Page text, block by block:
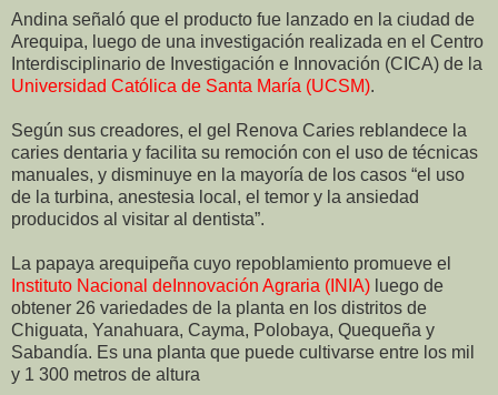
Andina señaló que el producto fue lanzado en la ciudad de
Arequipa, luego de una investigación realizada en el Centro
Interdisciplinario de Investigación e Innovación (CICA) de la
Universidad Católica de Santa María (UCSM).
Según sus creadores, el gel Renova Caries reblandece la
caries dentaria y facilita su remoción con el uso de técnicas
manuales, y disminuye en la mayoría de los casos “el uso
de la turbina, anestesia local, el temor y la ansiedad
producidos al visitar al dentista”.
La papaya arequipeña cuyo repoblamiento promueve el
Instituto Nacional deInnovación Agraria (INIA) luego de
obtener 26 variedades de la planta en los distritos de
Chiguata, Yanahuara, Cayma, Polobaya, Quequeña y
Sabandía. Es una planta que puede cultivarse entre los mil
y 1 300 metros de altura